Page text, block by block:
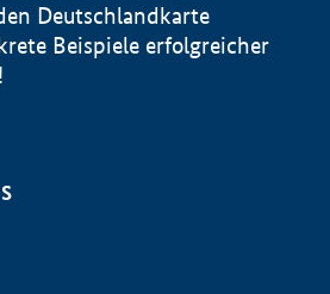
Deutschlandkarte
Beispiele erfolgreicher